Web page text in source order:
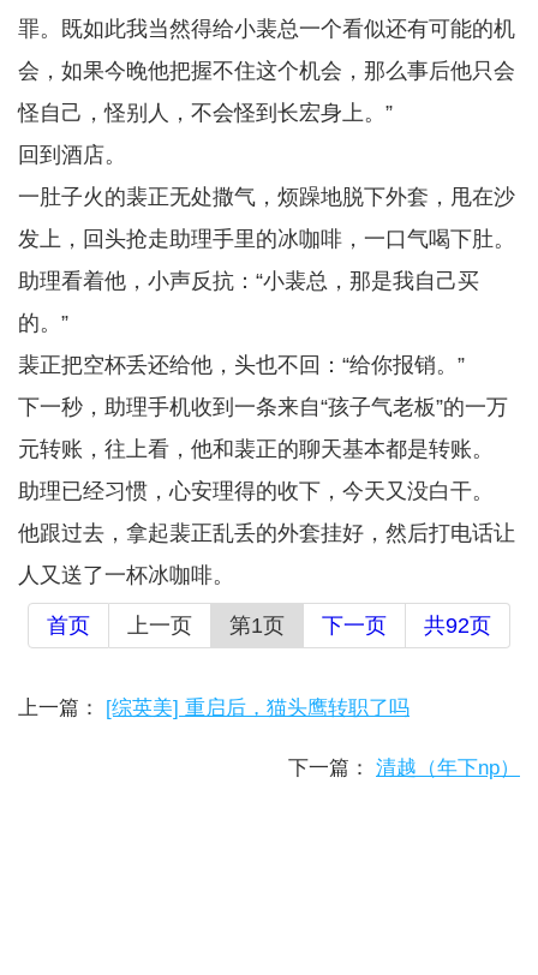
罪。既如此我当然得给小裴总一个看似还有可能的机
会，如果今晚他把握不住这个机会，那么事后他只会
怪自己，怪别人，不会怪到长宏身上。”
回到酒店。
一肚子火的裴正无处撒气，烦躁地脱下外套，甩在沙
发上，回头抢走助理手里的冰咖啡，一口气喝下肚。
助理看着他，小声反抗：“小裴总，那是我自己买
的。”
裴正把空杯丢还给他，头也不回：“给你报销。”
下一秒，助理手机收到一条来自“孩子气老板”的一万
元转账，往上看，他和裴正的聊天基本都是转账。
助理已经习惯，心安理得的收下，今天又没白干。
他跟过去，拿起裴正乱丢的外套挂好，然后打电话让
人又送了一杯冰咖啡。
首页 上一页 第1页 下一页 共92页
上一篇： [综英美] 重启后，猫头鹰转职了吗
下一篇： 清越（年下np）